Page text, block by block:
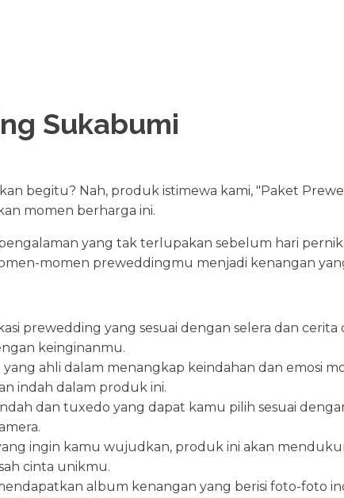
Sukabumi
begitu? Nah, produk istimewa kami, "Paket
momen berharga ini.
yang tak terlupakan sebelum hari
momen preweddingmu menjadi kenangan
prewedding yang sesuai dengan selera dan cerita
keinginanmu.
ahli dalam menangkap keindahan dan emosi
indah dalam produk ini.
dan tuxedo yang dapat kamu pilih sesuai
ingin kamu wujudkan, produk ini akan
cinta unikmu.
album kenangan yang berisi foto-foto